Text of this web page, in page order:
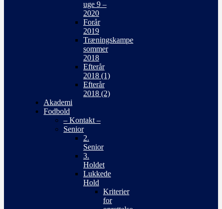
uge 9 –
2020
Forår
2019
Træningskampe
sommer
2018
Efterår
2018 (1)
Efterår
2018 (2)
Akademi
Fodbold
– Kontakt –
Senior
2.
Senior
3.
Holdet
Lukkede
Hold
Kriterier
for